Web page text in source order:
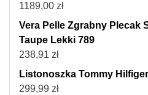
1189,00 zł
Vera Pelle Zgrabny Plecak
Taupe Lekki 789
238,91 zł
Listonoszka Tommy Hilfiger
299,99 zł